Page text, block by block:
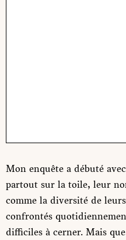
Mon enquête a débuté
partout sur la toile, leur
comme la diversité de
confrontés
difficiles à cerner. Mais